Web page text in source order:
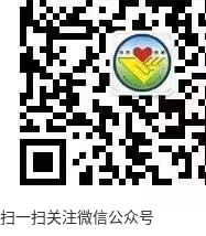
扫一扫关注微信公众号